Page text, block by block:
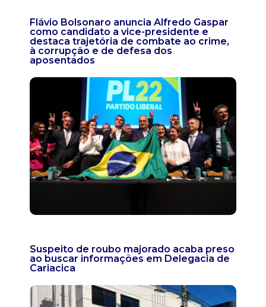
Flávio Bolsonaro anuncia Alfredo Gaspar
como candidato a vice-presidente e
destaca trajetória de combate ao crime,
à corrupção e de defesa dos
aposentados
Suspeito de roubo majorado acaba preso
ao buscar informações em Delegacia de
Cariacica